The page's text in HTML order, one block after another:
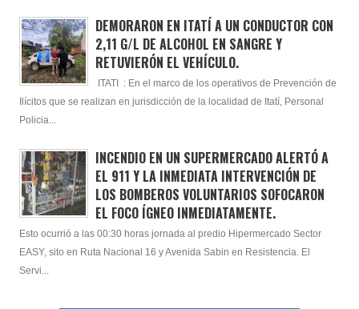
DEMORARON EN ITATÍ A UN CONDUCTOR CON
2,11 G/L DE ALCOHOL EN SANGRE Y
RETUVIERÓN EL VEHÍCULO.
ITATI : En el marco de los operativos de Prevención de
Ilícitos que se realizan en jurisdicción de la localidad de Itatí, Personal
Policia...
INCENDIO EN UN SUPERMERCADO ALERTÓ A
EL 911 Y LA INMEDIATA INTERVENCIÓN DE
LOS BOMBEROS VOLUNTARIOS SOFOCARON
EL FOCO ÍGNEO INMEDIATAMENTE.
Esto ocurrió a las 00:30 horas jornada al predio Hipermercado Sector
EASY, sito en Ruta Nacional 16 y Avenida Sabin en Resistencia. El
Servi...